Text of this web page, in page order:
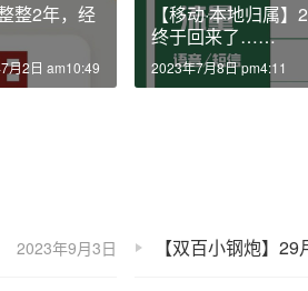
整2年，经
月2日 am10:49
【移动·本地归属
终于回来了……
2023年7月8日 pm4:11
2023年9月3日